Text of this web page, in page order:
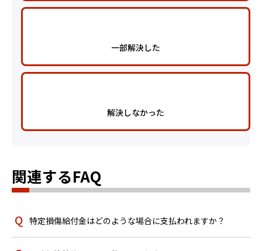
一部解決した
解決しなかった
関連するFAQ
特定損傷給付金はどのような場合に支払われますか？